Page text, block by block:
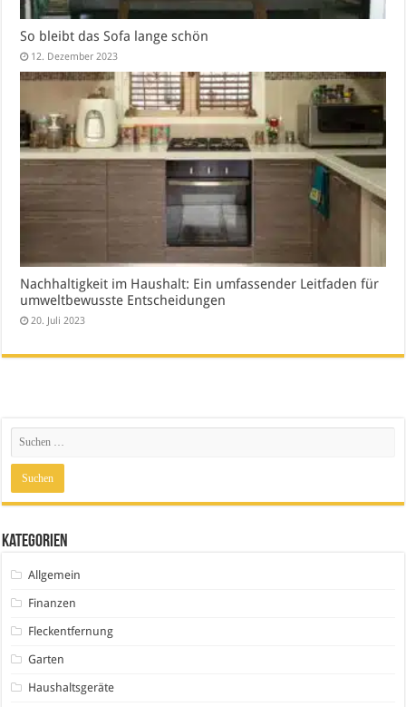
So bleibt das Sofa lange schön
12. Dezember 2023
Nachhaltigkeit im Haushalt: Ein umfassender Leitfaden für
umweltbewusste Entscheidungen
20. Juli 2023
Kategorien
Allgemein
Finanzen
Fleckentfernung
Garten
Haushaltsgeräte